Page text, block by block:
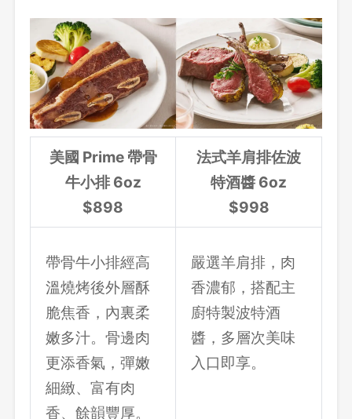
美國 Prime 帶骨
牛小排 6oz
$898
法式羊肩排佐波
特酒醬 6oz
$998
帶骨牛小排經高
溫燒烤後外層酥
脆焦香，內裏柔
嫩多汁。骨邊肉
更添香氣，彈嫩
細緻、富有肉
香、餘韻豐厚。
嚴選羊肩排，肉
香濃郁，搭配主
廚特製波特酒
醬，多層次美味
入口即享。